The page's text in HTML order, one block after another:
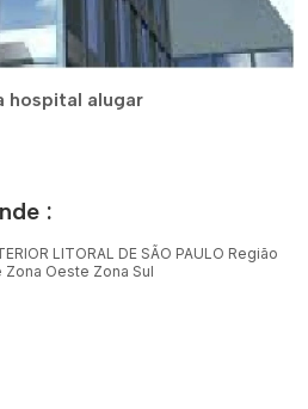
hospital alugar
:
LITORAL DE SÃO PAULO Região
Zona Oeste Zona Sul